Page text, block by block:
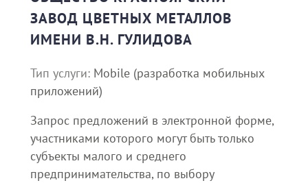
ЗАВОД ЦВЕТНЫХ МЕТАЛЛОВ
ИМЕНИ В.Н. ГУЛИДОВА
Тип услуги: Mobile (разработка мобильных
приложений)
Запрос предложений в электронной форме,
участниками которого могут быть только
субъекты малого и среднего
предпринимательства, по выбору